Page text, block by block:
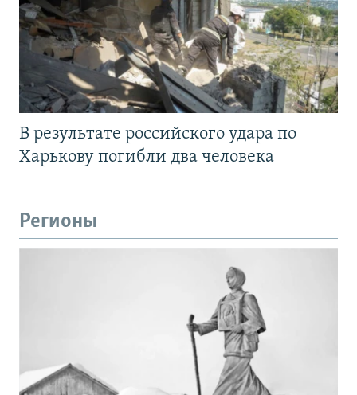
В результате российского удара по
Харькову погибли два человека
Регионы